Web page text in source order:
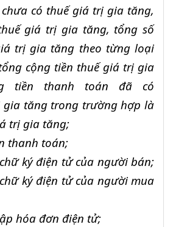
có thuếgiá trị gia tăng,
giá trị gia tăng, tổng số
trị gia tăng theo từng loại
cộng tiền thuế giá trị gia
tiền thanh toán đã có
gia tăng trong trường hợp là
trị gia tăng;
thanh toán;
ký điện tử của người bán;
ký điện tử của người mua
hóa đơn điện tử;